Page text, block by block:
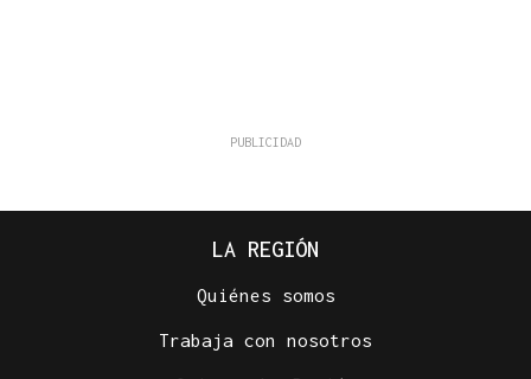
LA REGIÓN
Quiénes somos
Trabaja con nosotros